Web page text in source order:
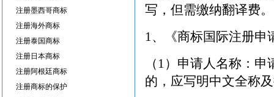
注册墨西哥商标
注册海外商标
注册泰国商标
注册日本商标
注册阿根廷商标
注册商标的保护
写，但需缴纳翻译费。
1、《商标国际注册申
（1）申请人名称：
的，应写明中文全称